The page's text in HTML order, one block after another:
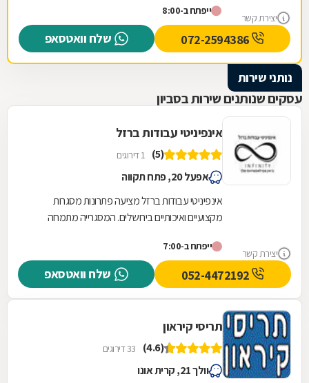
יצירת קשר
מרוצה. תודה רבה על שירות מעולה.
ייפתח ב-8:00
שלח וואטסאפ
נותני שירות
עסקים שנותנים שירות בסביון
יצירת קשר
אינפיניטי עבודות ברזל
(5) 1 דירוגים
אפעל 20, פתח תקווה
אינפיניטי עבודות ברזל מציעה פתרונות מסגרות
מקצועיים ואיכותיים בירושלים. המסגרייה מתמחה
ייפתח ב-7:00
שלח וואטסאפ
תריסי קיראון
(4.6) 33 דירוגים
וולך 21, קרית אונו